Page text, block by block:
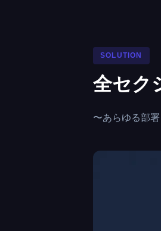
SOLUTION
全セク
〜あらゆる部